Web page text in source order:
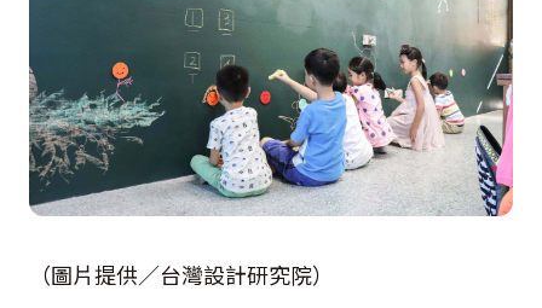
（圖片提供／台灣設計研究院）